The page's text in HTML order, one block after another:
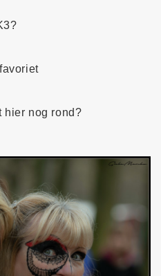
hier nog rond?